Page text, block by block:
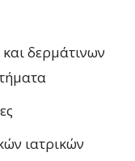
δερμάτινων
ιατρικών